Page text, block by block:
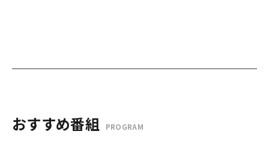
おすすめ番組 PROGRAM